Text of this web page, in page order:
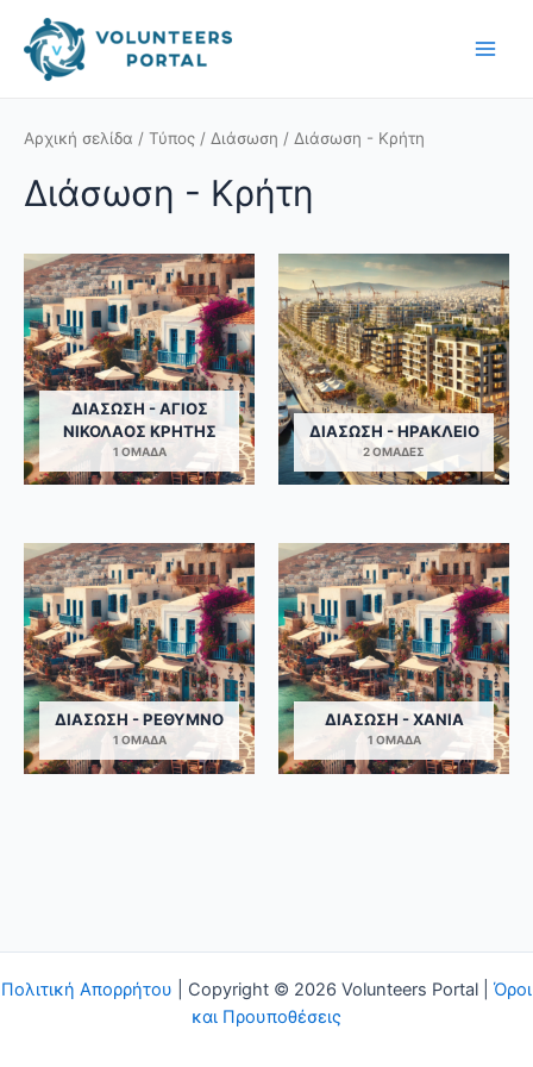
content
Αρχική σελίδα / Τύπος / Διάσωση / Διάσωση - Κρήτη
Διάσωση - Κρήτη
ΔΙΆΣΩΣΗ - ΆΓΙΟΣ
ΝΙΚΌΛΑΟΣ ΚΡΉΤΗΣ
1 ΟΜΆΔΑ
ΔΙΆΣΩΣΗ - ΗΡΆΚΛΕΙΟ
2 ΟΜΆΔΕΣ
ΔΙΆΣΩΣΗ - ΡΈΘΥΜΝΟ
1 ΟΜΆΔΑ
ΔΙΆΣΩΣΗ - ΧΑΝΙΆ
1 ΟΜΆΔΑ
Πολιτική Απορρήτου | Copyright © 2026 Volunteers Portal | Όροι
και Προυποθέσεις